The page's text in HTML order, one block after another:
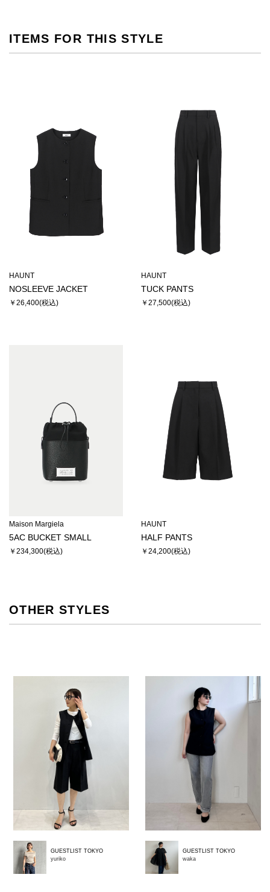
ITEMS FOR THIS STYLE
HAUNT
NOSLEEVE JACKET
￥26,400
HAUNT
TUCK PANTS
￥27,500
Maison Margiela
5AC BUCKET SMALL
￥234,300
HAUNT
HALF PANTS
￥24,200
OTHER STYLES
GUESTLIST TOKYO
yuriko
GUESTLIST TOKYO
waka